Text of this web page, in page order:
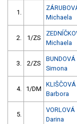
1.
Michaela
2. 1/ZS
Michaela
3. 2/ZS
BUNDOVÁ
Simona
4. 1/DM
KLIŠČOVÁ
Barbora
5.
VORLOVÁ
Darina